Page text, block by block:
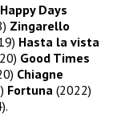
Happy Days
Zingarello
Hasta la vista
Good Times
Chiagne
Fortuna (2022)